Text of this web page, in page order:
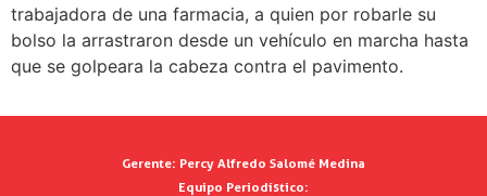
trabajadora de una farmacia, a quien por robarle su
bolso la arrastraron desde un vehículo en marcha hasta
que se golpeara la cabeza contra el pavimento.
Gerente: Percy Alfredo Salomé Medina
Equipo Periodístico: